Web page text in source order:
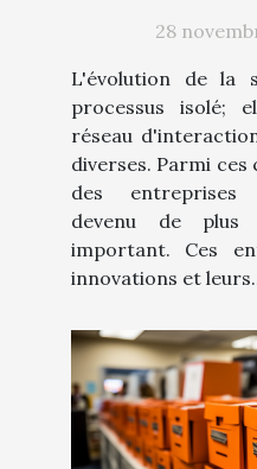
28
L'évolution de la
processus isolé;
réseau
diverses. Parmi
des entreprises
devenu de
important. Ces
innovations et